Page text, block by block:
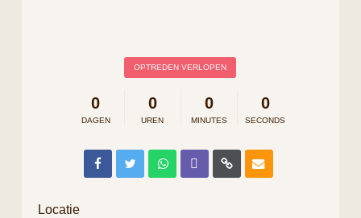
OPTREDEN VERLOPEN
0
DAGEN
0
UREN
0
MINUTES
0
SECONDS
Locatie